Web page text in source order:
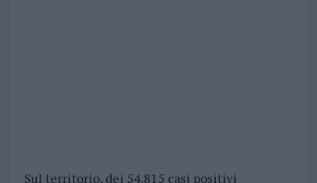
Sul territorio, dei 54.815 casi positivi